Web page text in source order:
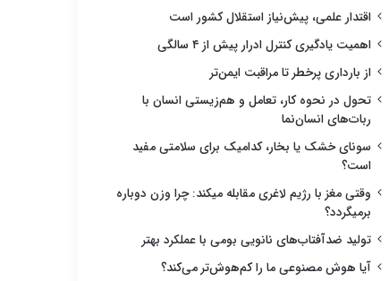
اقتدار علمی، پیش‌نیاز استقلال کشور است
اهمیت یادگیری کنترل ادرار پیش از ۴ سالگی
از بارداری پرخطر تا مراقبت ایمن‌تر
تحول در نحوه کار، تعامل و هم‌زیستی انسان با
ربات‌های انسان‌نما
سونای خشک یا بخار، کدامیک برای سلامتی مفید
است؟
وقتی مغز با رژیم لاغری مقابله میکند: چرا وزن دوباره
برمیگردد؟
تولید ضدآفتاب‌های نانویی بومی با عملکرد بهتر
آیا هوش مصنوعی ما را کم‌هوش‌تر می‌کند؟